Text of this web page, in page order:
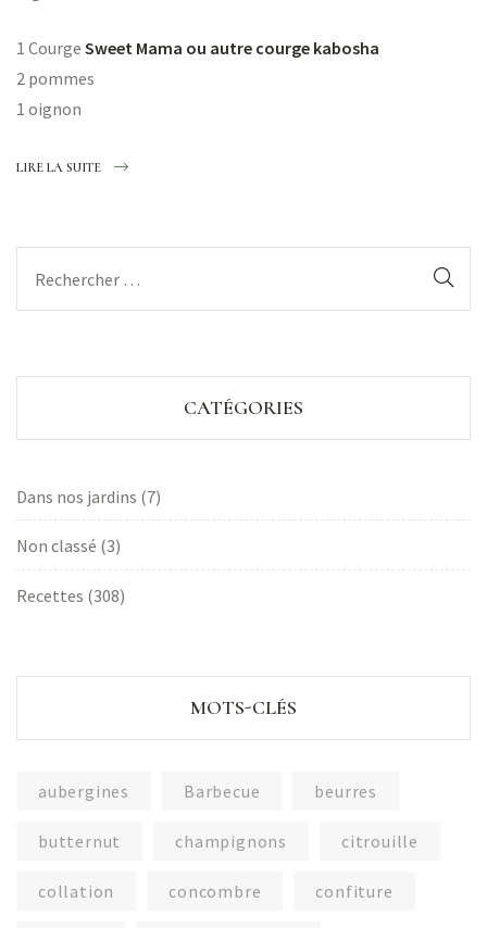
1 Courge Sweet Mama ou autre courge kabosha
2 pommes
1 oignon
LIRE LA SUITE
CATÉGORIES
Dans nos jardins (7)
Non classé (3)
Recettes (308)
MOTS-CLÉS
aubergines Barbecue beurres
butternut champignons citrouille
collation concombre confiture